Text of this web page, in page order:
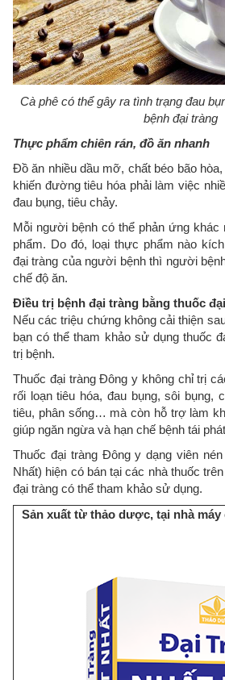
Cà phê có thể gây ra tình trạng đau
bệnh đại tràng
Thực phẩm chiên rán, đồ ăn nhanh
Đồ ăn nhiều dầu mỡ, chất béo bão
khiến đường tiêu hóa phải làm việc
đau bụng, tiêu chảy.
Mỗi người bệnh có thể phản ứng
phẩm. Do đó, loại thực phẩm nào
đại tràng của người bệnh thì người
chế độ ăn.
Điều trị bệnh đại tràng bằng thuốc
Nếu các triệu chứng không cải thiện
bạn có thể tham khảo sử dụng thuốc
trị bệnh.
Thuốc đại tràng Đông y không chỉ trị
rối loạn tiêu hóa, đau bụng, sôi bụng,
tiêu, phân sống… mà còn hỗ trợ làm
giúp ngăn ngừa và hạn chế bệnh tái
Thuốc đại tràng Đông y dạng viên
Nhất) hiện có bán tại các nhà thuốc
đại tràng có thể tham khảo sử dụng.
Sản xuất từ thảo dược, tại nhà máy